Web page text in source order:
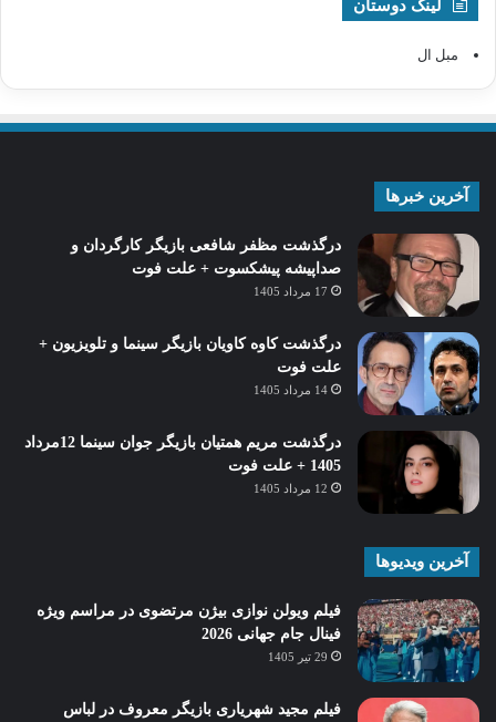
لینک دوستان
مبل ال
آخرین خبرها
درگذشت مظفر شافعی بازیگر کارگردان و
صداپیشه پیشکسوت + علت فوت
17 مرداد 1405
درگذشت کاوه کاویان بازیگر سینما و تلویزیون +
علت فوت
14 مرداد 1405
درگذشت مریم همتیان بازیگر جوان سینما 12مرداد
1405 + علت فوت
12 مرداد 1405
آخرین ویدیوها
فیلم ویولن نوازی بیژن مرتضوی در مراسم ویژه
فینال جام جهانی 2026
29 تیر 1405
فیلم مجید شهریاری بازیگر معروف در لباس